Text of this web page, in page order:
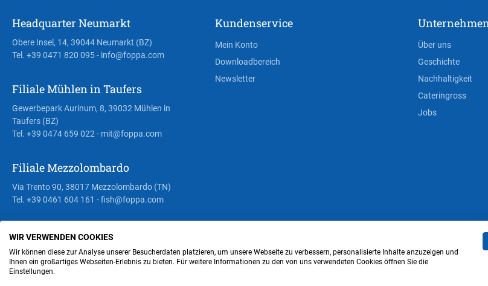
Headquarter Neumarkt
Obere Insel, 14, 39044 Neumarkt (BZ)
Tel. +39 0471 820 095- info@foppa.com
Filiale Mühlen in Taufers
Gewerbepark Aurinum, 8, 39032 Mühlen in
Taufers (BZ)
Tel. +39 0474 659 022 - mit@foppa.com
Filiale Mezzolombardo
Via Trento 90, 38017 Mezzolombardo (TN)
Tel. +39 0461 604 161 - fish@foppa.com
Kundenservice
Mein Konto
Downloadbereich
Newsletter
Über uns
Geschichte
Nachhaltigkeit
Cateringross
Jobs
Steuer- und MwSt.- Nr. IT00676670219 AGB Privacy Policy Impressum
WIR VERWENDEN COOKIES
Wir können diese zur Analyse unserer Besucherdaten platzieren, um unsere Webseite zu verbessern, personalisierte Inhalte anzuzeigen und
Ihnen ein großartiges Webseiten-Erlebnis zu bieten. Für weitere Informationen zu den von uns verwendeten Cookies öffnen Sie die
Einstellungen.